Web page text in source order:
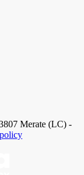
Merate (LC) -